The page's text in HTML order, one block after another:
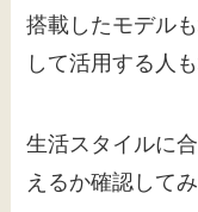
搭載したモデル
して活用する人
生活スタイルに
えるか確認して